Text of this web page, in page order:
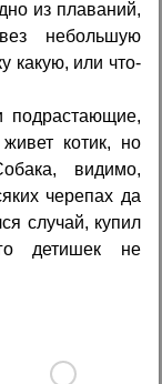
из плаваний,
небольшую
какую, или что-
подрастающие,
котик, но
видимо,
черепах да
случай, купил
детишек не